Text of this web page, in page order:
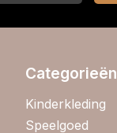
Categorieën
Kinderkleding
Speelgoed